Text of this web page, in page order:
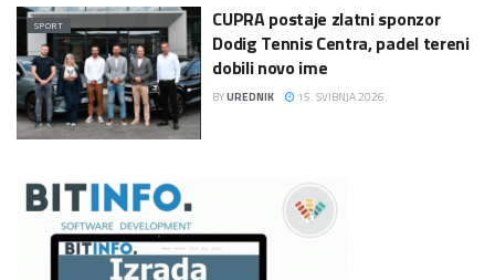
SPORT
CUPRA postaje zlatni sponzor
Dodig Tennis Centra, padel tereni
dobili novo ime
BYUREDNIK 15. SVIBNJA 2026.